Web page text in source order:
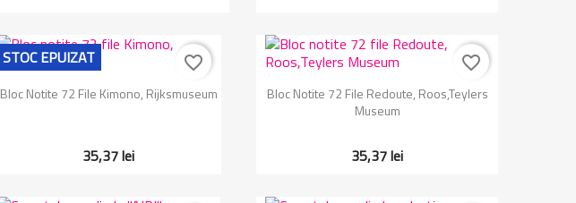
Vizualizare rapida
Bloc Notite 72 File Kimono, Rijksmuseum
35,37 lei
STOC EPUIZAT
favorite_border
Vizualizare rapida
Bloc Notite 72 File Redoute, Roos,Teylers
Museum
35,37 lei
favorite_border